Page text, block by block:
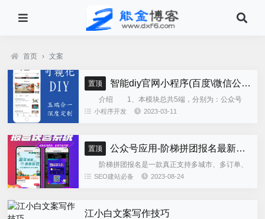
首页 › 文案
置顶 智能diy官网小程序(百度\微信公众号\微信小程序\支付宝\抖音小程序)独立版
介绍 1、本模块总共5端，分别为：公众号
h5、微信小程序、百度小程序、支付宝小程序、......
小程序开发 2023-03-11
置顶 公众号应用-阶梯拼团报名最新版本源码程序
阶梯拼团报名是一款真正支持多城市、多订单、
全供应链商业模式，订单统计、核销、一键导出等强
SEO建站必备 2023-08-24
江小白文案写作技巧